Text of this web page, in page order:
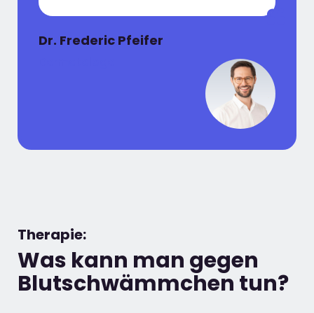
Dr. Frederic Pfeifer
Therapie:
Was kann man gegen
Blutschwämmchen tun?